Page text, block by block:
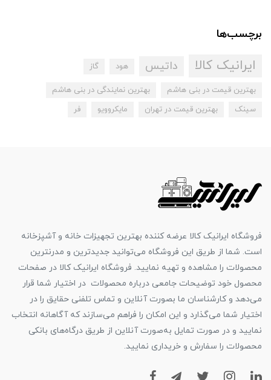
برچسب‌ها
ایرانیک کالا داتیس هود گاز
بهترین قیمت در بنی هاشم
بهترین نمایندگی در بنی هاشم
سینک
بهترین قیمت در تهران مایکروویو فر
فروشگاه ایرانیک کالا عرضه کننده بهترین تجهیزات خانه و آشپزخانه
است. شما از طریق این فروشگاه می‌توانید جدیدترین و مدرنترین
محصولات را مشاهده و تهیه نمایید. فروشگاه ایرانیک کالا در صفحات
محصول خود توضیحات جامعی درباره محصولات در اختیار شما قرار
می‌دهد و کارشناسان ما بصورت آنلاین و تماس تلفنی حقایق را در
اختیار شما می‌گذارد و این امکان را فراهم می‌سازند که آگاهانه انتخاب
نمایید و در صورت تمایل به‌صورت آنلاین از طریق درگاه‌های بانکی
محصولات را سفارش و خریداری نمایید.